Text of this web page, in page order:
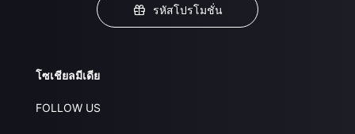
รหัสโปรโมชั่น
โซเชียลมีเดีย
FOLLOW US